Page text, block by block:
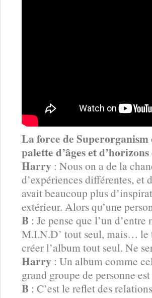
La force de Superorganism
palette d’âges et
Harry : Nous on a de la
d’expériences différentes, et
avait beaucoup plus
extérieur. Alors qu’une
B : Je pense que l’un
M.I.N.D’ tout seul, mais… le
créer l’album tout seul. Ne
Harry : Un album comme
grand groupe de personne
B : C’est le reflet des